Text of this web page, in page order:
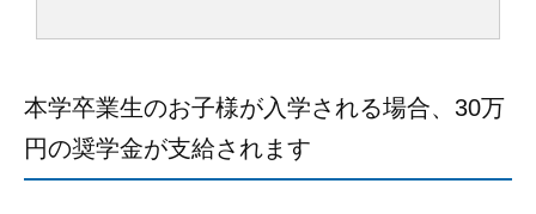
本学卒業生のお子様が入学される場合、30万
円の奨学金が支給されます